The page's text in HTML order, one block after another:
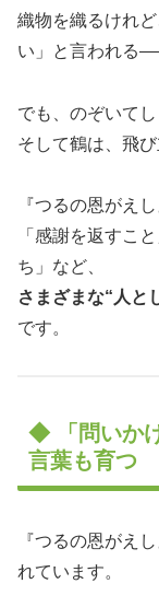
織物を織るけれ
い」と言われる
でも、のぞいてし
そして鶴は、飛
『つるの恩がえ
「感謝を返すこ
ち」など、
さまざまな“人と
です。
◆ 「問いか
言葉も育つ
『つるの恩がえ
れています。